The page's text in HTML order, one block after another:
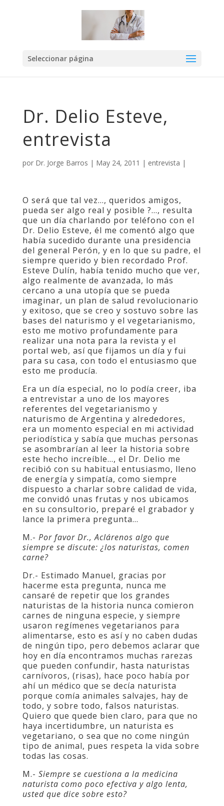
Seleccionar página
Dr. Delio Esteve,
entrevista
por Dr. Jorge Barros | May 24, 2011 | entrevista |
O será que tal vez…, queridos amigos,
pueda ser algo real y posible ?…, resulta
que un día charlando por teléfono con el
Dr. Delio Esteve, él me comentó algo que
había sucedido durante una presidencia
del general Perón, y en lo que su padre, el
siempre querido y bien recordado Prof.
Esteve Dulín, había tenido mucho que ver,
algo realmente de avanzada, lo más
cercano a una utopía que se pueda
imaginar, un plan de salud revolucionario
y exitoso, que se creo y sostuvo sobre las
bases del naturismo y el vegetarianismo,
esto me motivo profundamente para
realizar una nota para la revista y el
portal web, así que fijamos un día y fui
para su casa, con todo el entusiasmo que
esto me producía.
Era un día especial, no lo podía creer, iba
a entrevistar a uno de los mayores
referentes del vegetarianismo y
naturismo de Argentina y alrededores,
era un momento especial en mi actividad
periodística y sabía que muchas personas
se asombrarían al leer la historia sobre
este hecho increíble…, el Dr. Delio me
recibió con su habitual entusiasmo, lleno
de energía y simpatía, como siempre
dispuesto a charlar sobre calidad de vida,
me convidó unas frutas y nos ubicamos
en su consultorio, preparé el grabador y
lance la primera pregunta…
M.- Por favor Dr., Aclárenos algo que
siempre se discute: ¿los naturistas, comen
carne?
Dr.- Estimado Manuel, gracias por
hacerme esta pregunta, nunca me
cansaré de repetir que los grandes
naturistas de la historia nunca comieron
carnes de ninguna especie, y siempre
usaron regímenes vegetarianos para
alimentarse, esto es así y no caben dudas
de ningún tipo, pero debemos aclarar que
hoy en día encontramos muchas rarezas
que pueden confundir, hasta naturistas
carnívoros, (risas), hace poco había por
ahí un médico que se decía naturista
porque comía animales salvajes, hay de
todo, y sobre todo, falsos naturistas.
Quiero que quede bien claro, para que no
haya incertidumbre, un naturista es
vegetariano, o sea que no come ningún
tipo de animal, pues respeta la vida sobre
todas las cosas.
M.- Siempre se cuestiona a la medicina
naturista como poco efectiva y algo lenta,
usted que dice sobre esto?